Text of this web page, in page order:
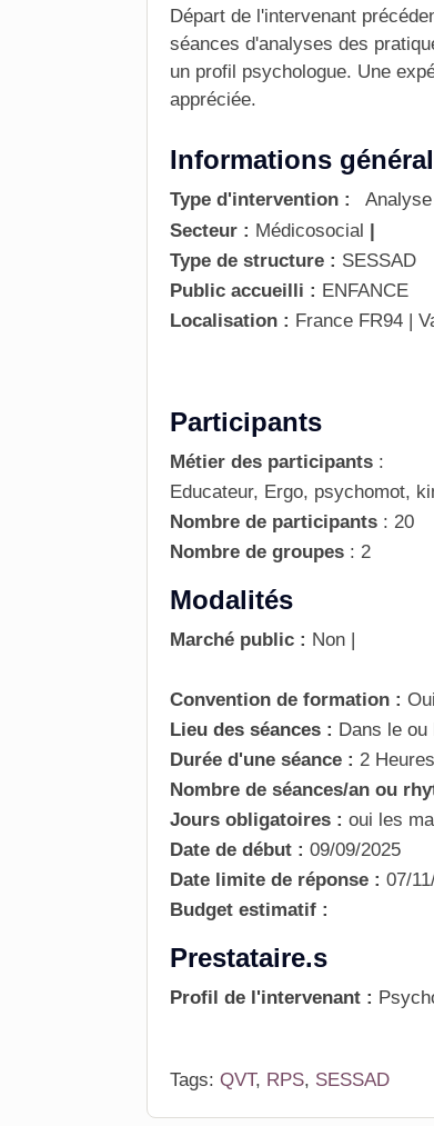
Départ de l'intervenant
séances d'analyses des
un profil psychologue. Une
appréciée.
Informations
Type d'intervention :
Secteur : Médicosocial |
Type de structure : SESSAD
Public accueilli : ENFANCE
Localisation : France FR94 |
Participants
Métier des participants :
Educateur, Ergo, psychomot,
Nombre de participants : 20
Nombre de groupes : 2
Modalités
Marché public : Non |
Convention de formation : Oui
Lieu des séances : Dans le
Durée d'une séance : 2 Heures
Nombre de séances/an ou
Jours obligatoires : oui les
Date de début : 09/09/2025
Date limite de réponse : 07/
Budget estimatif :
Prestataire.s
Profil de l'intervenant :
Tags: QVT, RPS, SESSAD